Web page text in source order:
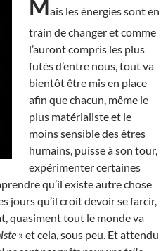
Mais les énergies sont en
train de changer et comme
l’auront compris les plus
futés d’entre nous, tout va
bientôt être mis en place
afin que chacun, même le
plus matérialiste et le
moins sensible des êtres
humains, puisse à son tour,
expérimenter certaines
qu’il existe autre chose
jours qu’il croit devoir se farcir,
quasiment tout le monde va
» et cela, sous peu. Et attendu